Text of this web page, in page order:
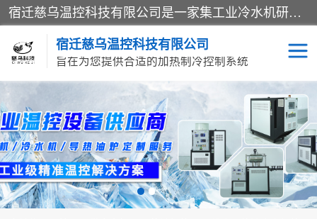
宿迁慈乌温控科技有限公司是一家集工业冷水机研发、制造、营销、服务于一体的技术生产型企业，经营范围包括：冷水机、螺杆式冷水机组、工业冷水机、水冷式冷水机、风冷式冷水机组、风冷螺杆式冷冻机组、冷冻机、注塑专用冷水机、混泥土专用冷水机、低温防爆冷水机组等。专业温控设备供应商 模温机/冷水机/导热油炉定制服务等
宿迁慈乌温控科技有限公司
旨在为您提供合适的加热制冷控制系统
冷水机 模温机
导热油加热器